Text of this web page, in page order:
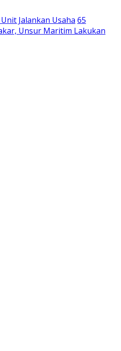
Jalankan Usaha 65
Unsur Maritim Lakukan